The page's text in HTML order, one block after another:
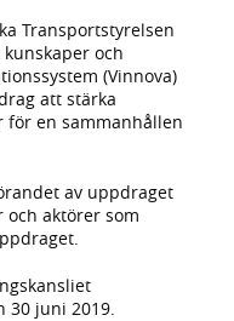
Transportstyrelsen
och
(Vinnova)
att stärka
en sammanhållen
av uppdraget
aktörer som
30 juni 2019.